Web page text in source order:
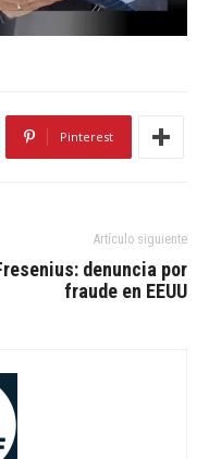
Pinterest
Artículo siguiente
denuncia por
fraude en EEUU